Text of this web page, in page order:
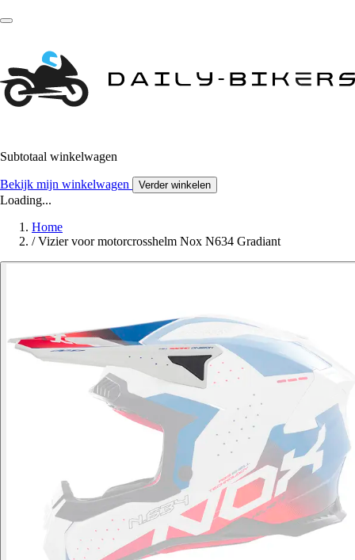
Subtotaal winkelwagen
Bekijk mijn winkelwagen Verder winkelen
Loading...
Home
/ Vizier voor motorcrosshelm Nox N634 Gradiant